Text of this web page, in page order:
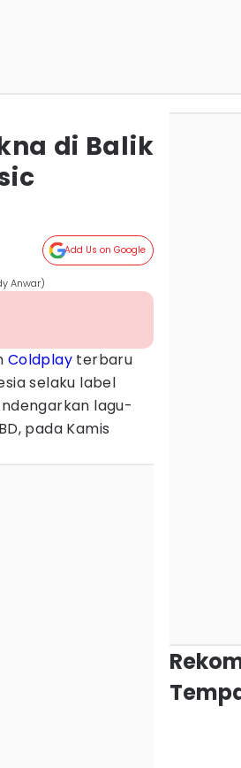
di Balik
Add Us on Google
Anwar)
Coldplay terbaru
selaku label
lagu-
pada Kamis